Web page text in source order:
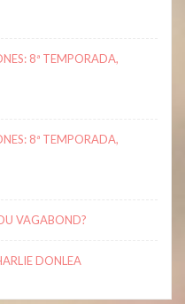
8ª TEMPORADA,
8ª TEMPORADA,
VAGABOND?
DONLEA